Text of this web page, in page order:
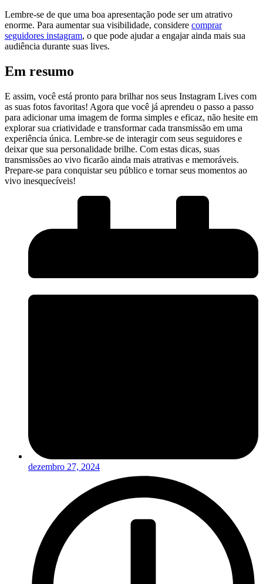
Lembre-se de que uma boa apresentação pode ser​ um atrativo
enorme. Para aumentar sua visibilidade, considere comprar
seguidores instagram,​ o que pode ajudar a engajar ainda mais sua
audiência durante suas lives.
Em resumo
E assim, você está pronto para brilhar nos seus Instagram Lives​ com
as⁣ suas fotos favoritas! Agora que você já aprendeu o passo a passo
para adicionar uma imagem de forma simples e eficaz, não ⁣hesite em
explorar sua⁣ criatividade e transformar‍ cada transmissão em uma
experiência única. Lembre-se de interagir com seus seguidores ⁤e
deixar que sua personalidade⁣ brilhe. Com estas dicas, ⁣suas
transmissões ao vivo ficarão ainda​ mais ​atrativas e memoráveis.
Prepare-se para conquistar seu público e tornar seus momentos ao
vivo inesquecíveis!
dezembro 27, 2024